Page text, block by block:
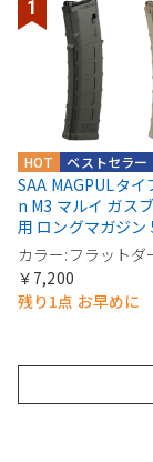
ベストセラー
HOT
SAA MAGPULタイ
n M3 マルイ ガス
用 ロングマガジン
カラー:フラットダ
￥7,200
残り1点 お早めに